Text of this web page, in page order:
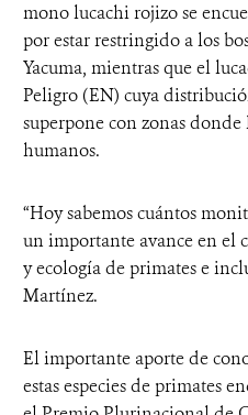
mono lucachi rojizo se
por estar restringido a los
Yacuma, mientras que el
Peligro (EN) cuya
superpone con zonas donde
humanos.
“Hoy sabemos cuántos
un importante avance en el
y ecología de primates e
Martínez.
El importante aporte de
estas especies de primates